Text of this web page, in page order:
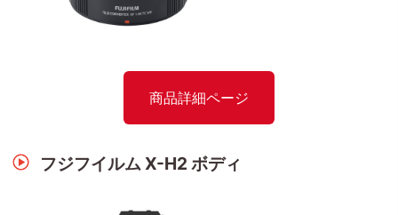
商品詳細ページ
フジフイルム X-H2 ボディ